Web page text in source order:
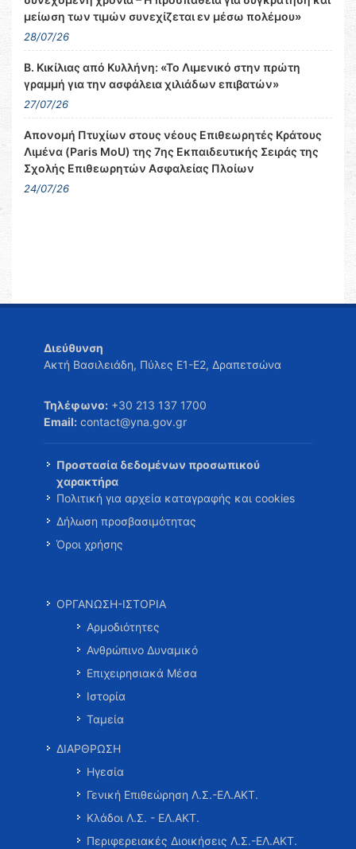
μείωση των τιμών συνεχίζεται εν μέσω πολέμου»
28/07/26
Β. Κικίλιας από Κυλλήνη: «Το Λιμενικό στην πρώτη
γραμμή για την ασφάλεια χιλιάδων επιβατών»
27/07/26
Απονομή Πτυχίων στους νέους Επιθεωρητές Κράτους
Λιμένα (Paris MoU) της 7ης Εκπαιδευτικής Σειράς της
Σχολής Επιθεωρητών Ασφαλείας Πλοίων
24/07/26
Διεύθυνση
Ακτή Βασιλειάδη, Πύλες Ε1-Ε2, Δραπετσώνα
Τηλέφωνο: +30 213 137 1700
Email: contact@yna.gov.gr
Προστασία δεδομένων προσωπικού
χαρακτήρα
Πολιτική για αρχεία καταγραφής και cookies
Δήλωση προσβασιμότητας
Όροι χρήσης
ΟΡΓΑΝΩΣΗ-ΙΣΤΟΡΙΑ
Αρμοδιότητες
Ανθρώπινο Δυναμικό
Επιχειρησιακά Μέσα
Ιστορία
Ταμεία
ΔΙΑΡΘΡΩΣΗ
Ηγεσία
Γενική Επιθεώρηση Λ.Σ.-ΕΛ.ΑΚΤ.
Κλάδοι Λ.Σ. - ΕΛ.ΑΚΤ.
Περιφερειακές Διοικήσεις Λ.Σ.-ΕΛ.ΑΚΤ.